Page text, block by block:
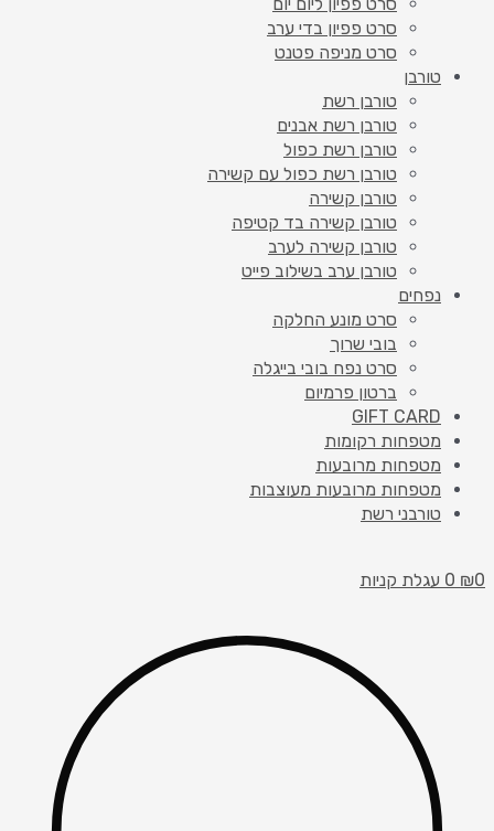
סרט פפיון בדי ערב
סרט מניפה פטנט
טורבן
טורבן רשת
טורבן רשת אבנים
טורבן רשת כפול
טורבן רשת כפול עם קשירה
טורבן קשירה
טורבן קשירה בד קטיפה
טורבן קשירה לערב
טורבן ערב בשילוב פייט
נפחים
סרט מונע החלקה
בובי שרוך
סרט נפח בובי בייגלה
ברטון פרמיום
GIFT CARD
מטפחות רקומות
מטפחות מרובעות
מטפחות מרובעות מעוצבות
טורבני רשת
עגלת קניות